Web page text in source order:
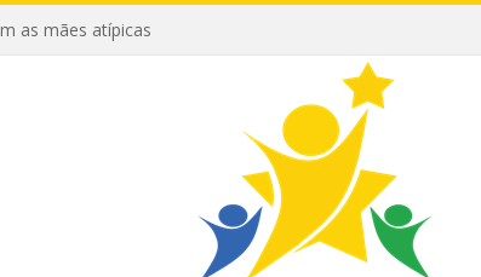
as mães atípicas